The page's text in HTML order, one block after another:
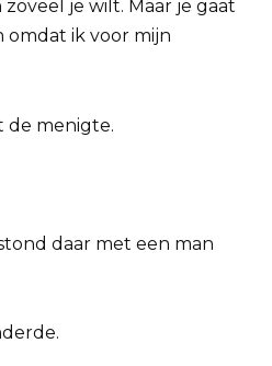
je wilt. Maar je gaat
omdat ik voor mijn
de menigte.
daar met een man